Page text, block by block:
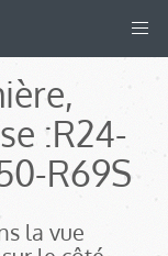
:R24-
R69S
la vue